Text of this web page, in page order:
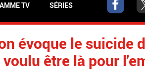
TV SÉRIES
évoque le suicide
être là pour